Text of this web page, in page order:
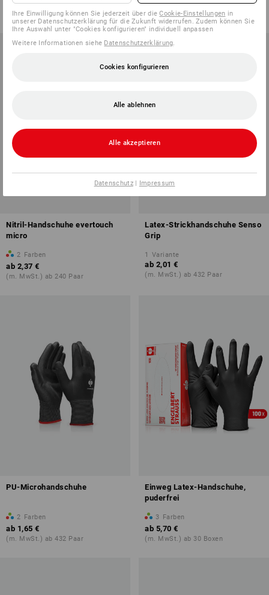
ab 29,63 €
(m. MwSt.) ab 10 Stück
ab 20,11 €
(m. MwSt.) ab 10 Stück
Nitril-Handschuhe evertouch
micro
2 Farben
ab 2,37 €
(m. MwSt.) ab 240 Paar
Latex-Strickhandschuhe Senso
Grip
1 Variante
ab 2,01 €
(m. MwSt.) ab 432 Paar
PU-Microhandschuhe
2 Farben
ab 1,65 €
(m. MwSt.) ab 432 Paar
Einweg Latex-Handschuhe,
puderfrei
3 Farben
ab 5,70 €
(m. MwSt.) ab 30 Boxen
Ihre Einwilligung können Sie jederzeit über dieCookie-Einstellungen in
unserer Datenschutzerklärung für die Zukunft widerrufen. Zudem können Sie
Ihre Auswahl unter "Cookies konfigurieren" individuell anpassen
Weitere Informationen siehe Datenschutzerklärung
Cookies konfigurieren
Alle ablehnen
Alle akzeptieren
Datenschutz| Impressum